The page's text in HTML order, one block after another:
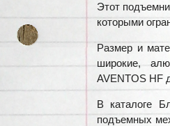
Этот
которыми
Размер и
широкие,
AVENTOS HF
В каталоге
подъемных